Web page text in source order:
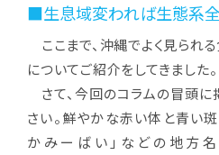
■生息域変われば生態系
ここまで、沖縄でよく見られる
についてご紹介をしてきました。
さて、今回のコラムの冒頭
さい。鮮やかな赤い体と青い
かみーばい」などの地方